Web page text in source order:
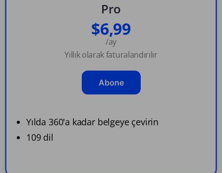
Pro
$6,99
/ay
Yıllık olarak faturalandırılır
Abone
Yılda 360'a kadar belgeye çevirin
109 dil